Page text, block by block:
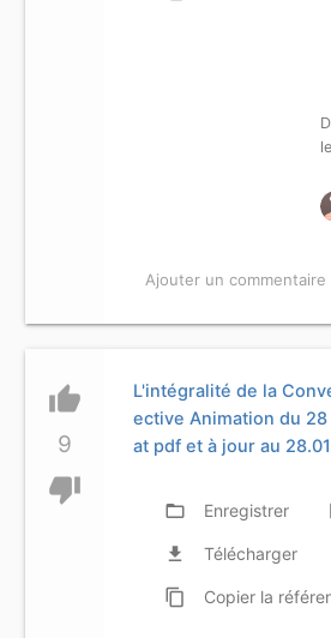
Ajouter un commentaire
thumb_up
9
thumb_down
L'intégralité de la
ective Animation du
at pdf et à jour au
folder_open Enregistrer
file_download Télécharger
content_copy Copier la